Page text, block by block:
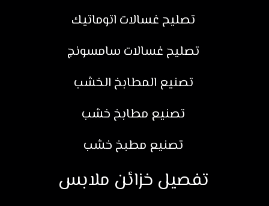
تصليح غسالات اتوماتيك
تصليح غسالات سامسونج
تصنيع المطابخ الخشب
تصنيع مطابخ خشب
تصنيع مطبخ خشب
تفصيل خزائن ملابس